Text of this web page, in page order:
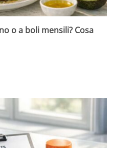
o a boli mensili? Cosa